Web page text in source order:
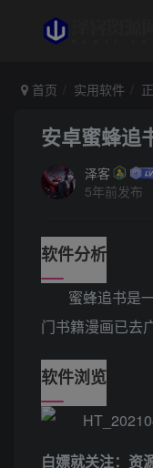
首页 实用软件
安卓蜜蜂追
泽客
5年前发布
软件分析
蜜蜂追书是
门书籍漫画已去
软件浏览
白嫖就关注：资